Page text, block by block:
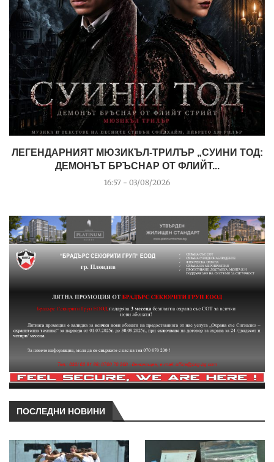
ЛЕГЕНДАРНИЯТ МЮЗИКЪЛ-ТРИЛЪР „СУИНИ ТОД:
ДЕМОНЪТ БРЪСНАР ОТ ФЛИЙТ...
16:57 - 03/08/2026
ПОСЛЕДНИ НОВИНИ